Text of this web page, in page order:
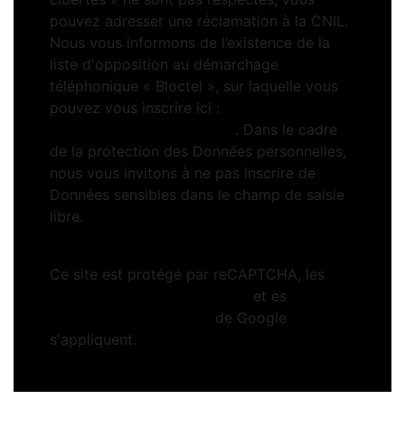
pouvez adresser une réclamation à la CNIL.
Nous vous informons de l’existence de la
liste d'opposition au démarchage
téléphonique « Bloctel », sur laquelle vous
pouvez vous inscrire ici :
. Dans le cadre
de la protection des Données personnelles,
nous vous invitons à ne pas inscrire de
Données sensibles dans le champ de saisie
libre.
Ce site est protégé par reCAPTCHA, les
et es
de Google
s'appliquent.